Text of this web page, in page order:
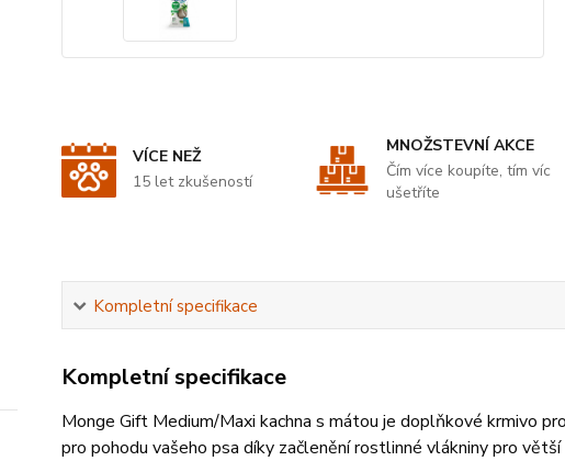
VÍCE NEŽ
15 let zkušeností
MNOŽSTEVNÍ AKCE
Čím více koupíte, tím víc
ušetříte
Kompletní specifikace
Kompletní specifikace
Monge Gift Medium/Maxi kachna s mátou je doplňkové krmivo
pro pohodu vašeho psa díky začlenění rostlinné vlákniny pro